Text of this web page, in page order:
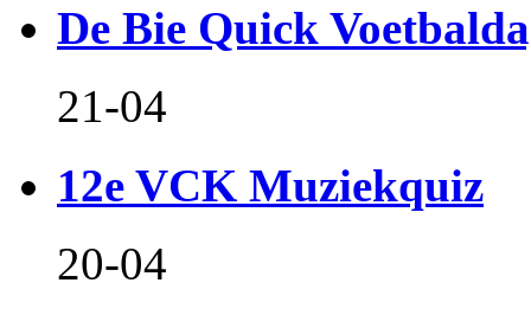
De Bie Quick
21-04
12e VCK Muziekquiz
20-04